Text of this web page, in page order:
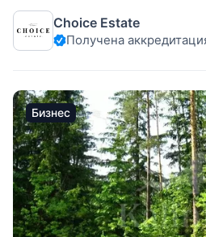
«Резиденции Бенилюкс», на
построить дом мечты для себя
девелоперский проект.Это не
Choice Estate
Получена
Бизнес